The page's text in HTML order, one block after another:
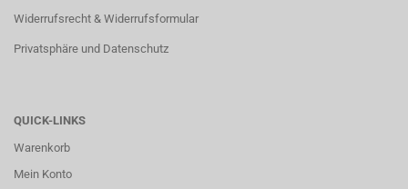
Widerrufsrecht & Widerrufsformular
Privatsphäre und Datenschutz
QUICK-LINKS
Warenkorb
Mein Konto